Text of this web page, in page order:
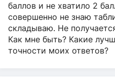
баллов и не хватило 2
совершенно не знаю
складываю. Не
Как мне быть? Какие
точности моих ответов?